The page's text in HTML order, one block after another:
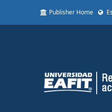
to
Content
Sidebar
Publisher Home